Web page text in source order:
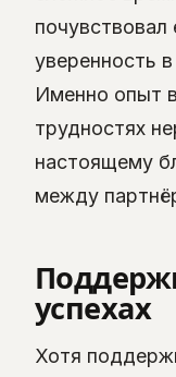
уверенность
Именно опыт
трудностях
настоящему
между
успехах
Хотя